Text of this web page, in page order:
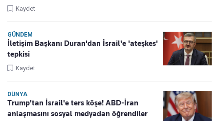
Kaydet
GÜNDEM
İletişim Başkanı Duran'dan İsrail'e 'ateşkes'
tepkisi
Kaydet
DÜNYA
Trump'tan İsrail'e ters köşe! ABD-İran
anlaşmasını sosyal medyadan öğrendiler